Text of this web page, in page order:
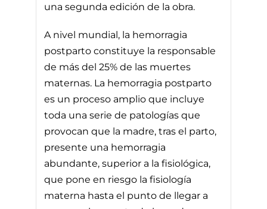
una segunda edición de la obra.
A nivel mundial, la hemorragia
postparto constituye la responsable
de más del 25% de las muertes
maternas. La hemorragia postparto
es un proceso amplio que incluye
toda una serie de patologías que
provocan que la madre, tras el parto,
presente una hemorragia
abundante, superior a la fisiológica,
que pone en riesgo la fisiología
materna hasta el punto de llegar a